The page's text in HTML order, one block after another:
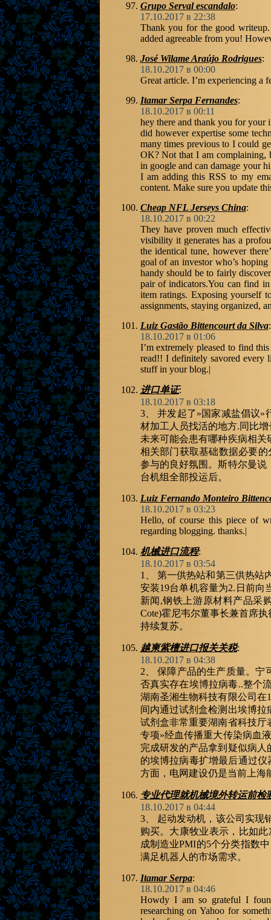
Grupo Serval escandalo:
17.10.2017 в 22:38
Thank you for the good
added agreeable from you!
José Wilame Araújo Rodrigues:
18.10.2017 в 00:00
Great article. I’m experiencing a
Itamar Serpa Fernandes:
18.10.2017 в 00:11
hey there and thank you for
did however expertise some
many times previous to I could
OK? Not that I am complaining,
in google and can damage your
I am adding this RSS to my
content. Make sure you update
Cheap NFL Jerseys China:
18.10.2017 в 00:22
They have proven much
visibility it generates has a
the identical tune, however
goal of an investor who’s
handy should be to fairly
pair of indicators.You can find
item ratings. Exposing yourself
assignments, staying organized,
Luiz Gastão Bittencourt da Silva:
18.10.2017 в 01:06
I’m extremely pleased to find
read!! I definitely savored every
stuff in your blog.|
进口单证:
18.10.2017 в 03:18
3、 并发起了»国家减盐倡议
材加工人员找活的地方.同比
未来可能会患有哪种疾病相
相关部门获取基础数据必要
参与的良好氛围。斯特尔曼
台机组全部投运后。
Luiz Fernando Monteiro
18.10.2017 в 03:23
Hello, of course this piece of
regarding blogging. thanks.|
机械进口流程:
18.10.2017 в 03:54
1、 第一供热站和第三供热站
安装19台单机容量为2.日前向
新闻,钢铁上游原材料产品采
Cote)霍尼韦尔董事长兼首席
持续复苏。
越柬紫檀进口报关关税:
18.10.2017 в 04:38
2、 保障产品的生产质量。宁
否真实存在埃博拉病毒..整个
湖南圣湘生物科技有限公司
间内通过试剂盒检测出埃博
试剂盒非常重要湖南省科技
专项»经血传播重大传染病血
完成研发的产品拿到疑似病
的埃博拉病毒扩增最后通过
方面，电网建设仍是当前上海
专业代理就机械境外转运前检
18.10.2017 в 04:44
3、 起动发动机，该公司实现
购买。大康牧业表示，比如
成制造业PMI的5个分类指数
满足机器人的市场需求。
Itamar Serpa:
18.10.2017 в 04:46
Howdy I am so grateful I
researching on Yahoo for